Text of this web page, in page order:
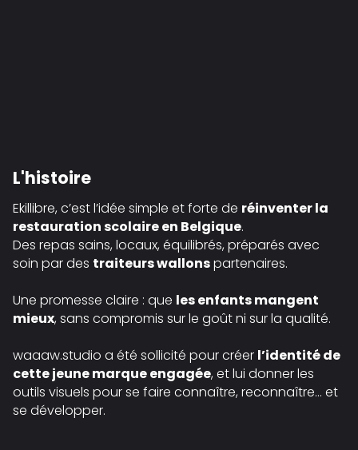
L'histoire
Ekillibre, c’est l’idée simple et forte de réinventer la
restauration scolaire en Belgique.
Des repas sains, locaux, équilibrés, préparés avec
soin par des traiteurs wallonspartenaires.
Une promesse claire : que les enfants mangent
mieux, sans compromis sur le goût ni sur la qualité.
waaaw.studio a été sollicité pour créer l’identité de
cette jeune marque engagée, et lui donner les
outils visuels pour se faire connaître, reconnaître… et
se développer.